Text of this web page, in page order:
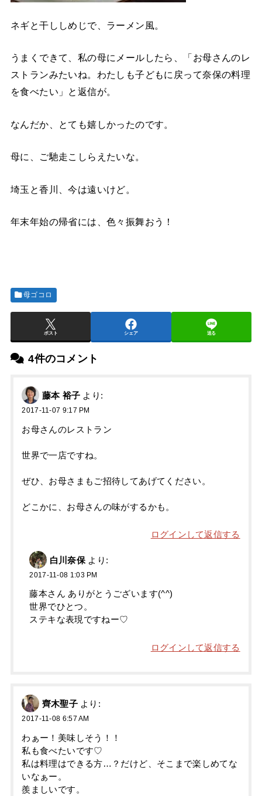
ネギと干ししめじで、ラーメン風。
うまくできて、私の母にメールしたら、「お母さんのレ
ストランみたいね。わたしも子どもに戻って奈保の料理
を食べたい」と返信が。
なんだか、とても嬉しかったのです。
母に、ご馳走こしらえたいな。
埼玉と香川、今は遠いけど。
年末年始の帰省には、色々振舞おう！
母ゴコロ
ポスト シェア 送る
4件のコメント
藤本 裕子 より:
2017-11-07 9:17 PM
お母さんのレストラン
世界で一店ですね。
ぜひ、お母さまもご招待してあげてください。
どこかに、お母さんの味がするかも。
ログインして返信する
白川奈保 より:
2017-11-08 1:03 PM
藤本さん ありがとうございます(^^)
世界でひとつ。
ステキな表現ですねー♡
ログインして返信する
齊木聖子 より:
2017-11-08 6:57 AM
わぁー！美味しそう！！
私も食べたいです♡
私は料理はできる方…？だけど、そこまで楽しめてな
いなぁー。
羨ましいです。